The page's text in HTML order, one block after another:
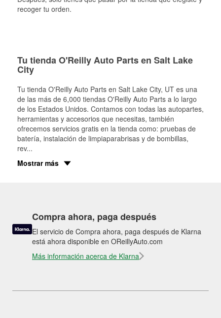
recoger tu orden.
Tu tienda O'Reilly Auto Parts en Salt Lake
City
Tu tienda O'Reilly Auto Parts en Salt Lake City, UT es una
de las más de 6,000 tiendas O'Reilly Auto Parts a lo largo
de los Estados Unidos. Contamos con todas las autopartes,
herramientas y accesorios que necesitas, también
ofrecemos servicios gratis en la tienda como: pruebas de
batería, instalación de limpiaparabrisas y de bombillas,
rev...
Mostrar más
Compra ahora, paga después
El servicio de Compra ahora, paga después de Klarna
está ahora disponible en OReillyAuto.com
Más información acerca de Klarna